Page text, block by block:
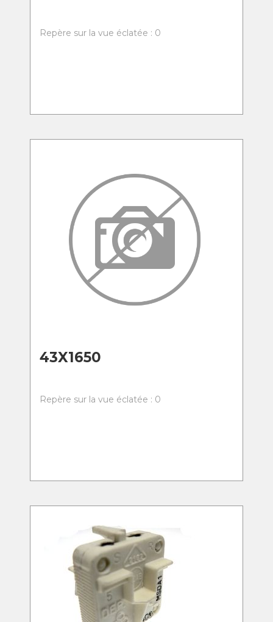
Repère sur la vue éclatée : 0
43X1650
Repère sur la vue éclatée : 0